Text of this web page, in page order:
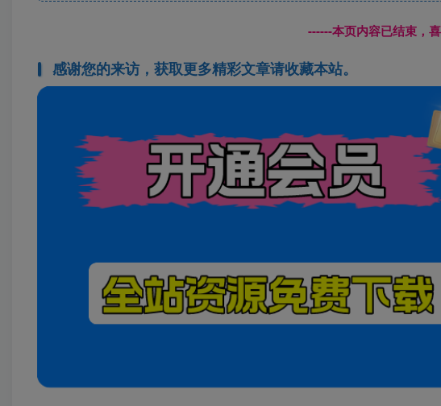
------本页内容已结束，
感谢您的来访，获取更多精彩文章请收藏本站。